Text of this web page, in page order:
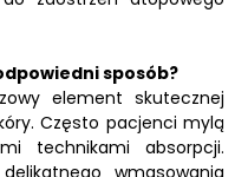
sposób?
element skutecznej
Często pacjenci mylą
technikami absorpcji.
wmasowania